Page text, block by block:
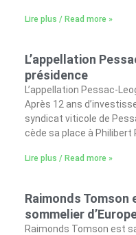
Lire plus / Read more »
L’appellation
présidence
L’appellation Pessac-
Après 12 ans
syndicat viticole de
cède sa place à Philibert
Lire plus / Read more »
Raimonds
sommelier
Raimonds Tomson est